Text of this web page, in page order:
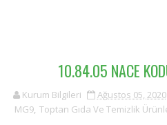
10.84.05 NACE
Kurum Bilgileri Ağustos 05, 2020
MG9, Toptan Gıda Ve Temizlik